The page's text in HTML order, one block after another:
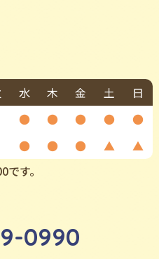
水 木 金 土
日
● ● ● ●
●
● ● ● ▲
▲
す。
0990